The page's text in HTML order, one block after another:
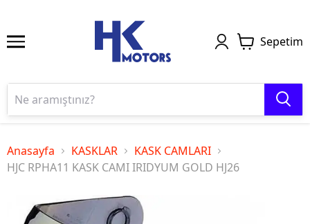
Sepetim
Anasayfa KASKLAR
KASK CAMLARI
HJC RPHA11 KASK CAMI IRIDYUM GOLD HJ26